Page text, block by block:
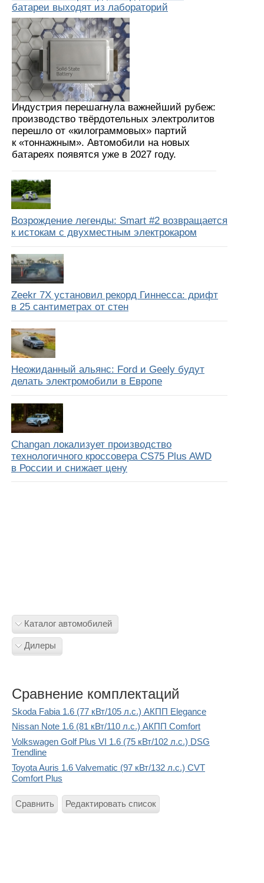
батареи выходят из лабораторий
Индустрия перешагнула важнейший рубеж:
производство твёрдотельных электролитов
перешло от «килограммовых» партий
к «тоннажным». Автомобили на новых
батареях появятся уже в 2027 году.
Возрождение легенды: Smart #2 возвращается
к истокам с двухместным электрокаром
Zeekr 7X установил рекорд Гиннесса: дрифт
в 25 сантиметрах от стен
Неожиданный альянс: Ford и Geely будут
делать электромобили в Европе
Changan локализует производство
технологичного кроссовера CS75 Plus AWD
в России и снижает цену
Каталог автомобилей
Дилеры
Сравнение комплектаций
Skoda Fabia 1.6 (77 кВт/105 л.с.) АКПП Elegance
Nissan Note 1.6 (81 кВт/110 л.с.) АКПП Comfort
Volkswagen Golf Plus VI 1.6 (75 кВт/102 л.с.) DSG
Trendline
Toyota Auris 1.6 Valvematic (97 кВт/132 л.с.) CVT
Comfort Plus
Сравнить Редактировать список